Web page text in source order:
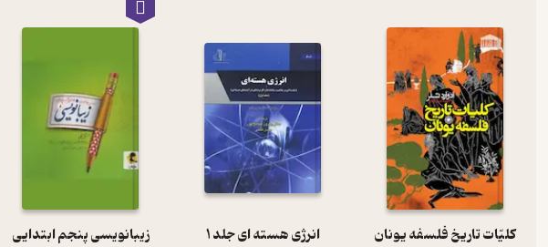
کلیّات تاریخ فلسفه یونان انرژی هسته ای جلد 1 زیبانویسی پنجم ابتدایی